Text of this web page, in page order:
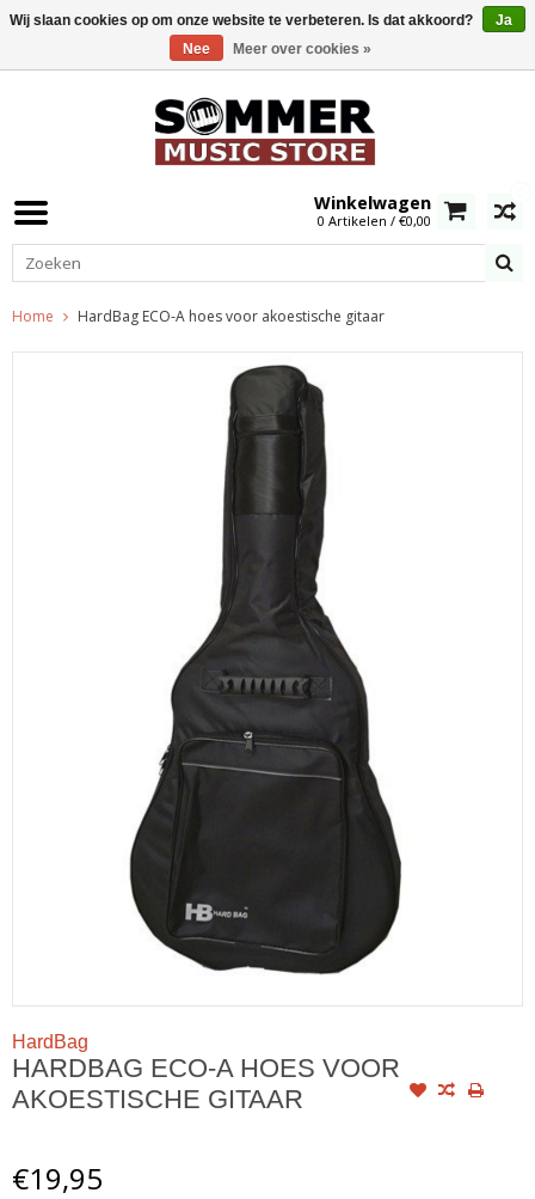
Winkelwagen
0 Artikelen / €0,00
Home HardBag ECO-A hoes voor akoestische gitaar
HardBag
HARDBAG ECO-A HOES VOOR
AKOESTISCHE GITAAR
€19,95
Wij slaan cookies op om onze website te verbeteren. Is dat akkoord?
Ja
Nee
Meer over cookies »